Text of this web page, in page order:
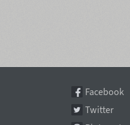
Facebook
Twitter